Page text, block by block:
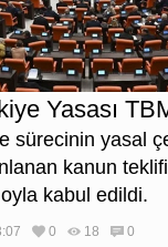
Yasası
sürecinin yasal
kanun
kabul edildi.
0 18 0